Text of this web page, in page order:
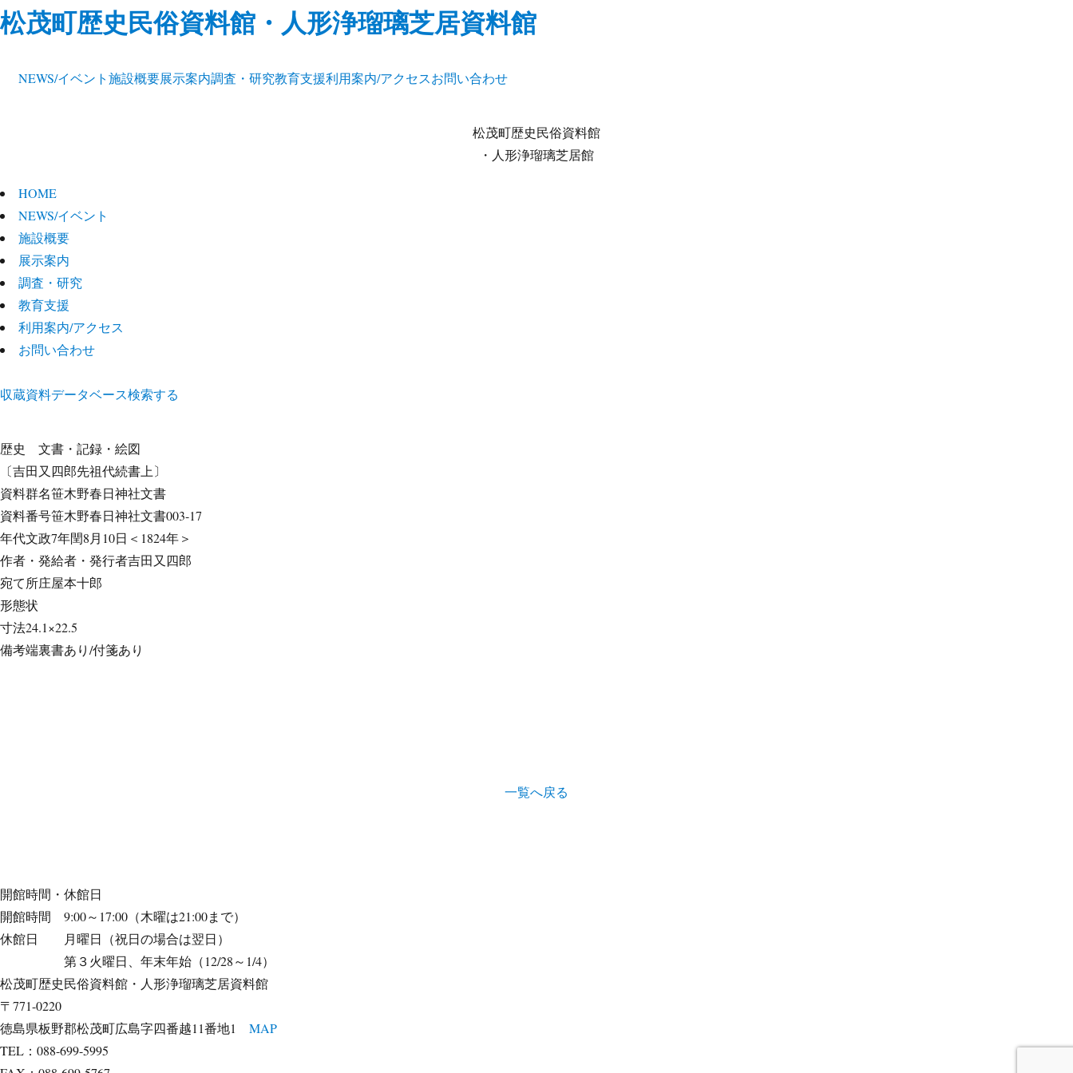
松茂町歴史民俗資料館・人形浄瑠璃芝居資料館
NEWS/イベント施設概要展示案内調査・研究教育支援利用案内/アクセスお問い合わせ
松茂町歴史民俗資料館
・人形浄瑠璃芝居館
HOME
NEWS/イベント
施設概要
展示案内
調査・研究
教育支援
利用案内/アクセス
お問い合わせ
収蔵資料データベース検索する
歴史 文書・記録・絵図
〔吉田又四郎先祖代続書上〕
資料群名笹木野春日神社文書
資料番号笹木野春日神社文書003-17
年代文政7年閏8月10日＜1824年＞
作者・発給者・発行者吉田又四郎
宛て所庄屋本十郎
形態状
寸法24.1×22.5
備考端裏書あり/付箋あり
一覧へ戻る
開館時間・休館日
開館時間 9:00～17:00（木曜は21:00まで）
休館日 月曜日（祝日の場合は翌日）
第３火曜日、年末年始（12/28～1/4）
松茂町歴史民俗資料館・人形浄瑠璃芝居資料館
〒771-0220
徳島県板野郡松茂町広島字四番越11番地1 MAP
TEL：088-699-5995